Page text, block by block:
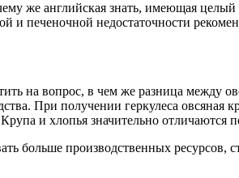
же английская знать, имеющая
и печеночной недостаточности
на вопрос, в чем же разница между
При получении геркулеса овсяная
и хлопья значительно отличаются
больше производственных ресурсов,